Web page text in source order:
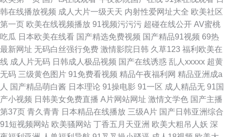
韩在线播放视频 成人大片一级天天 内射性爱网址大全 欧美社区
第一页 欧美在线视频播放 91视频污污污 超碰在线公开 AV蜜桃
吃瓜 日本欧美在线看 国产精选免费视频 国产精品91视频 69热
最新网址 无码白丝强行免费 激情影院日韩 久草123 福利欧美在
线 成人片无码 日韩成人极品视频 国产在线诱惑 乱人xxxxx 超黄
无码 三级黄色图片 91免费看视频 精品午夜福利网 精品亚洲成a
人 国产精品萌白酱 日本理论 91操电影 91一区 成人精品无 91国
产小视频 日韩美女免费直播 A片网站网址 激情文学色 国产主播
第37页 青久青青 日本精品在线播放 三级A片 国产日韩亚洲综合
91短视频网站 欧美骚网站 丁香五月天亚洲 欧美大粗吊人妖 深